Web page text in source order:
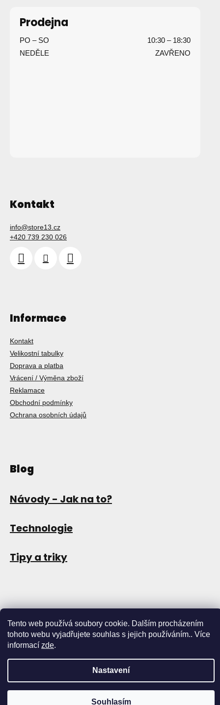
Tento web používá soubory cookie. Dalším procházením
tohoto webu vyjadřujete souhlas s jejich používáním.. Více
informací zde.
Nastavení
Souhlasím
Prodejna
PO – SO
10:30 – 18:30
NEDĚLE
ZAVŘENO
Kontakt
info@store13.cz
+420 739 230 026
Informace
Kontakt
Velikostní tabulky
Doprava a platba
Vrácení / Výměna zboží
Reklamace
Obchodní podmínky
Ochrana osobních údajů
Blog
Návody - Jak na to?
Technologie
Tipy a triky
Vytvořil Shoptet